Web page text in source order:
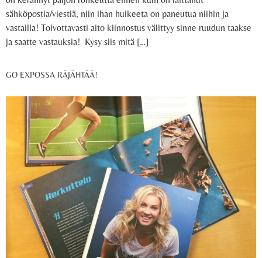
sähköpostia/viestiä, niin ihan huikeeta on paneutua niihin ja
vastailla! Toivottavasti aito kiinnostus välittyy sinne ruudun taakse
ja saatte vastauksia! Kysy siis mitä […]
GO EXPOSSA RÄJÄHTÄÄ!